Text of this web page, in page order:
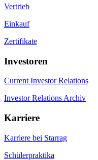
Vertrieb
Einkauf
Zertifikate
Investoren
Current Investor Relations
Investor Relations Archiv
Karriere
Karriere bei Starrag
Schülerpraktika